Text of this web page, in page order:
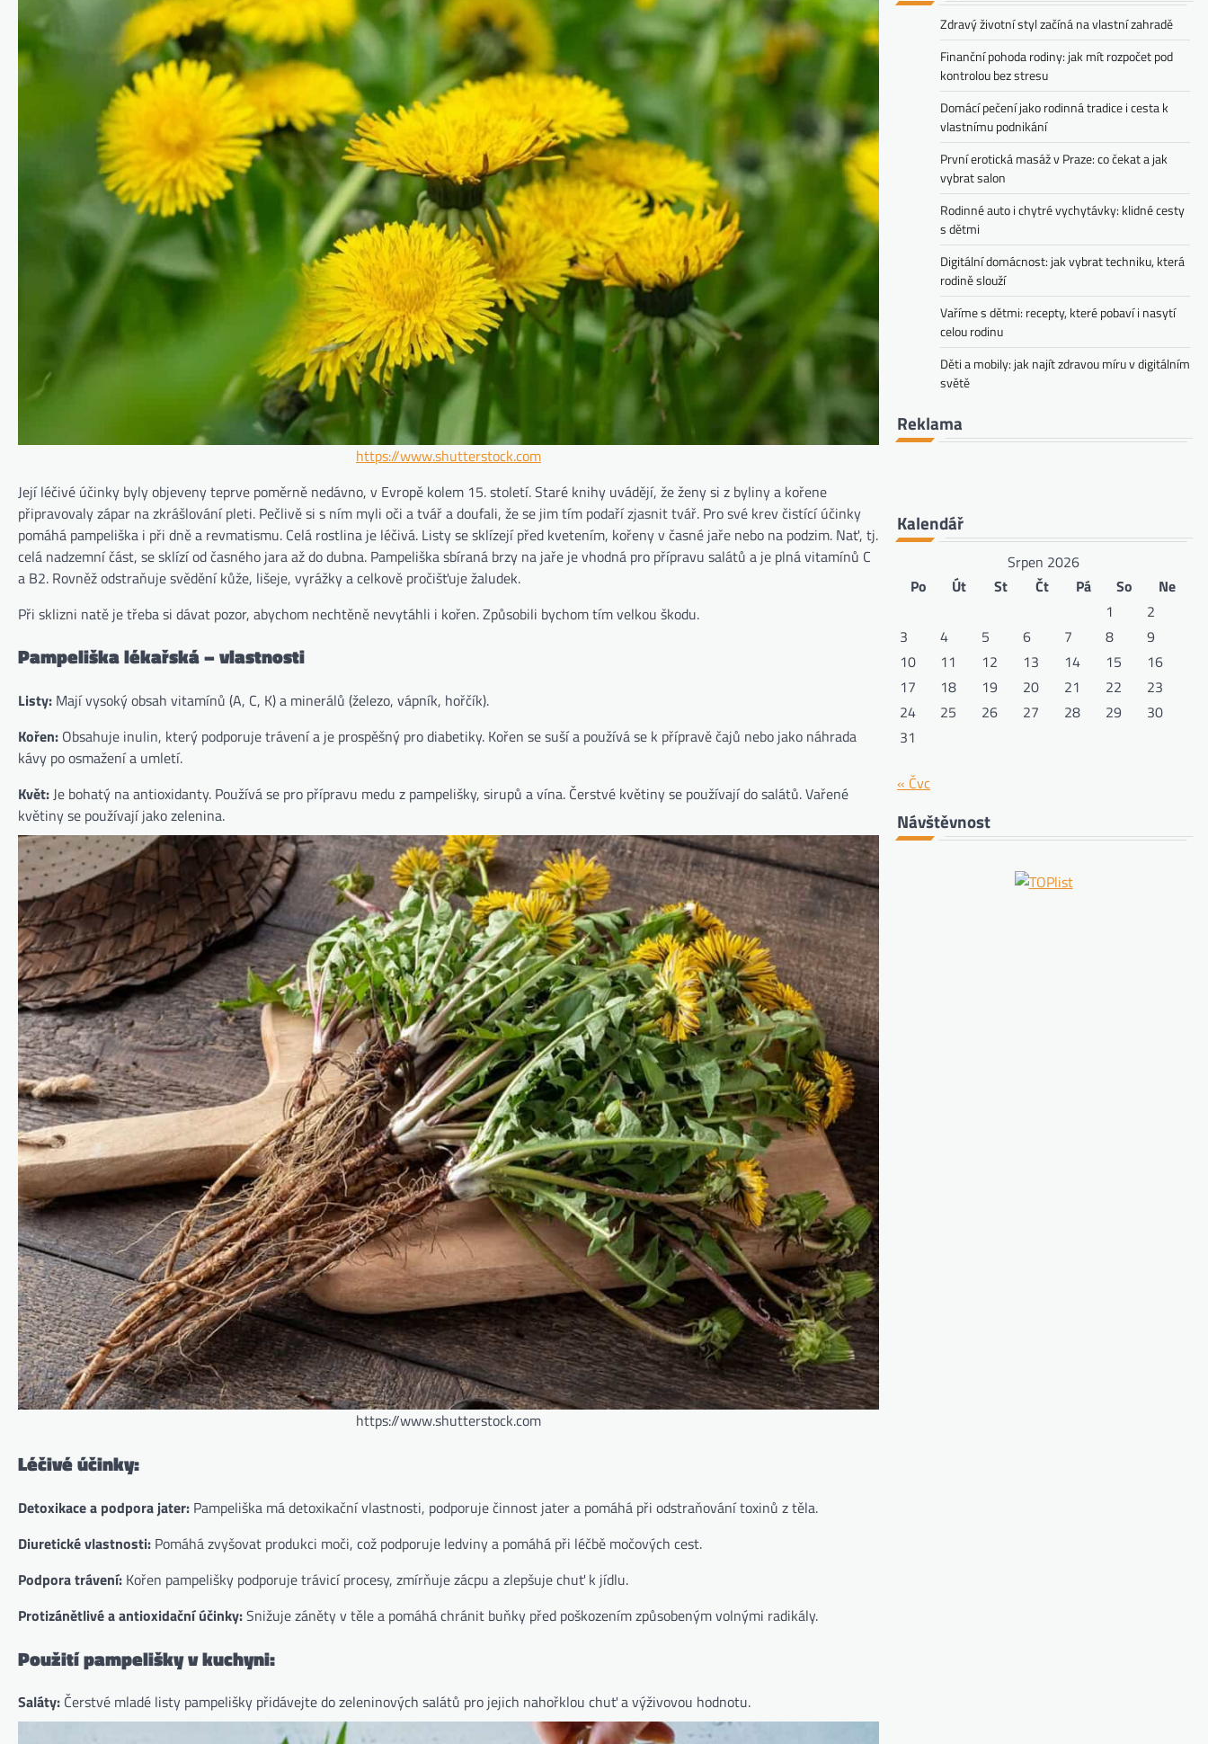
https://www.shutterstock.com
Její léčivé účinky byly objeveny teprve poměrně nedávno, v Evropě kolem 15. století. Staré knihy uvádějí, že ženy si z byliny a kořene
připravovaly zápar na zkrášlování pleti. Pečlivě si s ním myli oči a tvář a doufali, že se jim tím podaří zjasnit tvář. Pro své krev čistící účinky
pomáhá pampeliška i při dně a revmatismu. Celá rostlina je léčivá. Listy se sklízejí před kvetením, kořeny v časné jaře nebo na podzim. Nať, tj.
celá nadzemní část, se sklízí od časného jara až do dubna. Pampeliška sbíraná brzy na jaře je vhodná pro přípravu salátů a je plná vitamínů C
a B2. Rovněž odstraňuje svědění kůže, lišeje, vyrážky a celkově pročišťuje žaludek.
Při sklizni natě je třeba si dávat pozor, abychom nechtěně nevytáhli i kořen. Způsobili bychom tím velkou škodu.
Pampeliška lékařská–vlastnosti
Listy: Mají vysoký obsah vitamínů (A, C, K) a minerálů (železo, vápník, hořčík).
Kořen: Obsahuje inulin, který podporuje trávení a je prospěšný pro diabetiky. Kořen se suší a používá se k přípravě čajů nebo jako náhrada
kávy po osmažení a umletí.
Květ:Je bohatý na antioxidanty. Používá se pro přípravu medu z pampelišky, sirupů a vína. Čerstvé květiny se používají do salátů. Vařené
květiny se používají jako zelenina.
https://www.shutterstock.com
Léčivé účinky:
Detoxikace a podpora jater: Pampeliška má detoxikační vlastnosti, podporuje činnost jater a pomáhá při odstraňování toxinů z těla.
Diuretické vlastnosti: Pomáhá zvyšovat produkci moči, což podporuje ledviny a pomáhá při léčbě močových cest.
Podpora trávení: Kořen pampelišky podporuje trávicí procesy, zmírňuje zácpu a zlepšuje chuť k jídlu.
Protizánětlivé a antioxidační účinky:Snižuje záněty v těle a pomáhá chránit buňky před poškozením způsobeným volnými radikály.
Použití pampelišky v kuchyni:
Saláty: Čerstvé mladé listy pampelišky přidávejte do zeleninových salátů pro jejich nahořklou chuť a výživovou hodnotu.
Zdravý životní styl začíná na vlastní zahradě
Finanční pohoda rodiny: jak mít rozpočet pod
kontrolou bez stresu
Domácí pečení jako rodinná tradice i cesta k
vlastnímu podnikání
První erotická masáž v Praze: co čekat a jak
vybrat salon
Rodinné auto i chytré vychytávky: klidné cesty
s dětmi
Digitální domácnost: jak vybrat techniku, která
rodině slouží
Vaříme s dětmi: recepty, které pobaví i nasytí
celou rodinu
Děti a mobily: jak najít zdravou míru v digitálním
světě
Reklama
Kalendář
Srpen 2026
Po
Út St Čt Pá So
Ne
1
2
3
4 5 6 7 8
9
10
11 12 13 14 15
16
17
18 19 20 21 22
23
24
25 26 27 28 29
30
31
« Čvc
Návštěvnost